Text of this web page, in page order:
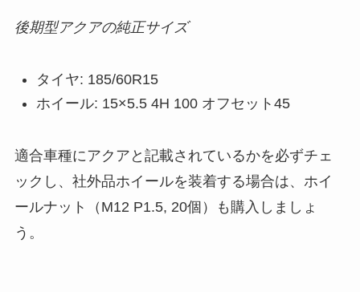
後期型アクアの純正サイズ
タイヤ: 185/60R15
ホイール: 15×5.5 4H 100 オフセット45
適合車種にアクアと記載されているかを必ずチェ
ックし、社外品ホイールを装着する場合は、ホイ
ールナット（M12 P1.5, 20個）も購入しましょ
う。